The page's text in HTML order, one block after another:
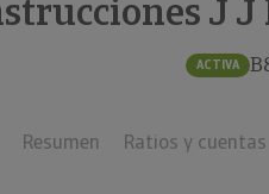
· Recuperación de
J
ACTIVA
Resumen Ratios y cuentas